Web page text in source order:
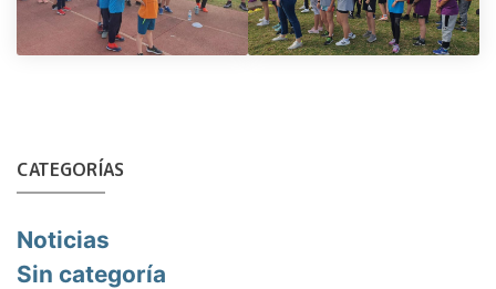
CATEGORÍAS
Noticias
Sin categoría